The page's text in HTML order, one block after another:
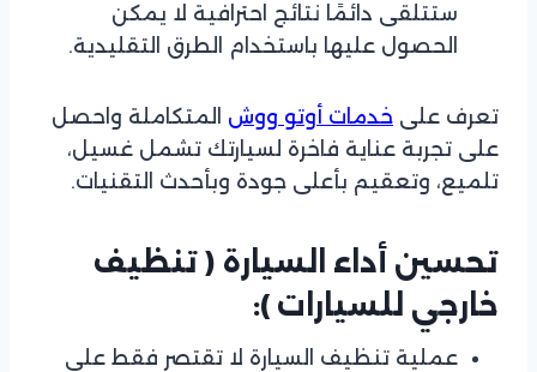
ستتلقى دائمًا نتائج احترافية لا يمكن
الحصول عليها باستخدام الطرق التقليدية.
تعرف على خدمات أوتو ووش المتكاملة واحصل
على تجربة عناية فاخرة لسيارتك تشمل غسيل،
تلميع، وتعقيم بأعلى جودة وبأحدث التقنيات.
تحسين أداء السيارة ( تنظيف
خارجي للسيارات ):
عملية تنظيف السيارة لا تقتصر فقط على